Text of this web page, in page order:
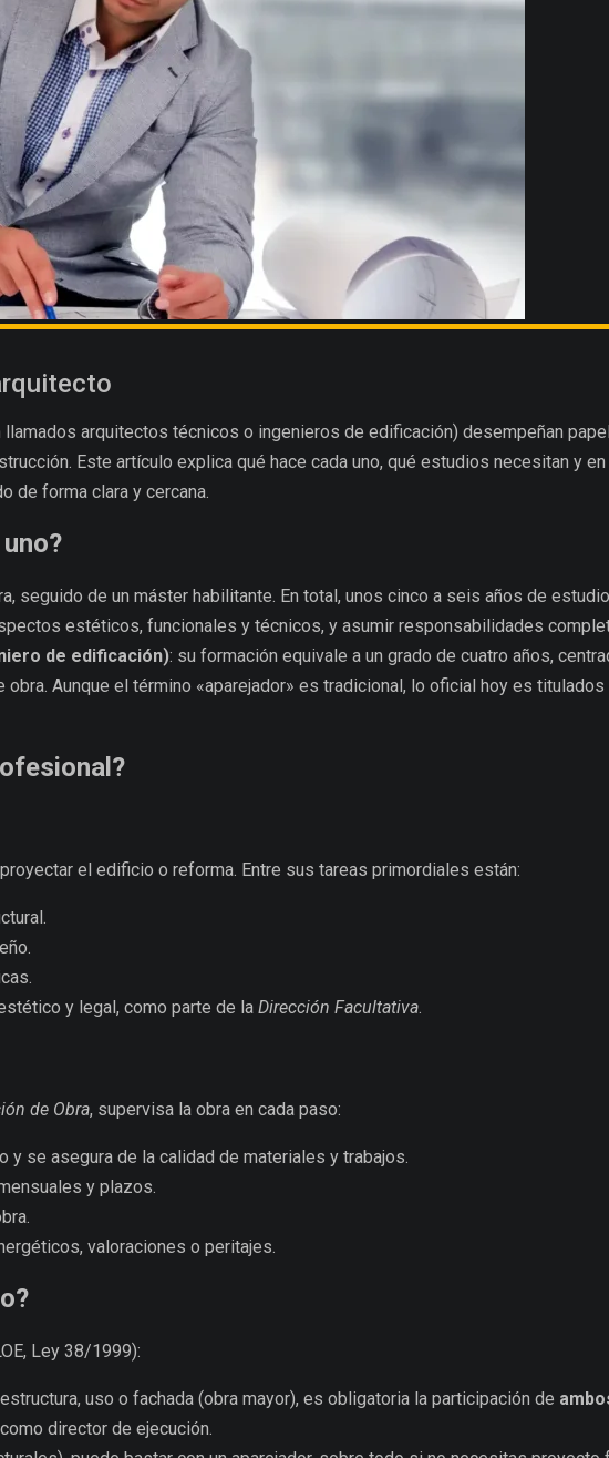
llamados arquitectos técnicos o ingenieros de edificación) desempeñan
Este artículo explica qué hace cada uno, qué estudios necesitan y
de forma clara y cercana.
seguido de un máster habilitante. En total, unos cinco a seis años de
estéticos, funcionales y técnicos, y asumir responsabilidades
de edificación): su formación equivale a un grado de cuatro años,
Aunque el término «aparejador» es tradicional, lo oficial hoy es titulados
el edificio o reforma. Entre sus tareas primordiales están:
y legal, como parte de la Dirección Facultativa.
de Obra, supervisa la obra en cada paso:
y se asegura de la calidad de materiales y trabajos.
y plazos.
valoraciones o peritajes.
Ley 38/1999):
uso o fachada (obra mayor), es obligatoria la participación de
director de ejecución.